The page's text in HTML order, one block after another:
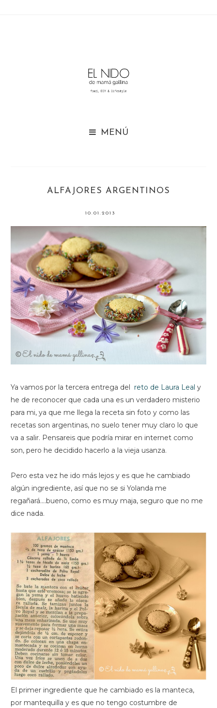

ALFAJORES ARGENTINOS
10.01.2013
Ya vamos por la tercera entrega del reto de Laura Leal y
he de reconocer que cada una es un verdadero misterio
para mi, ya que me llega la receta sin foto y como las
recetas son argentinas, no suelo tener muy claro lo que
va a salir. Pensareis que podría mirar en internet como
son, pero he decidido hacerlo a la vieja usanza.
Pero esta vez he ido más lejos y es que he cambiado
algún ingrediente, así que no se si Yolanda me
regañará….bueno, como es muy maja, seguro que no me
dice nada.
El primer ingrediente que he cambiado es la manteca,
por mantequilla y es que no tengo costumbre de